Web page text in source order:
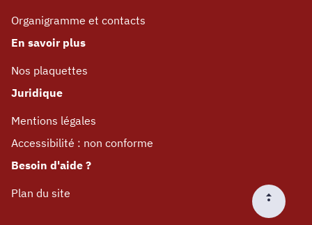
Organigramme et contacts
En savoir plus
Nos plaquettes
Juridique
Mentions légales
Accessibilité : non conforme
Besoin d'aide ?
Plan du site